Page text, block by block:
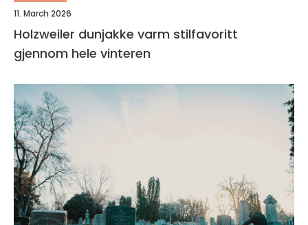
11. March 2026
Holzweiler dunjakke varm stilfavoritt
gjennom hele vinteren